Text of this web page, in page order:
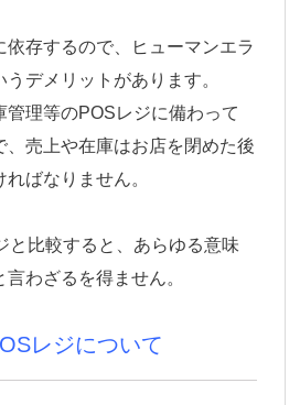
依存するので、ヒューマンエラ
デメリットがあります。
管理等のPOSレジに備わって
、売上や在庫はお店を閉めた後
ばなりません。
と比較すると、あらゆる意味
わざるを得ません。
レジについて